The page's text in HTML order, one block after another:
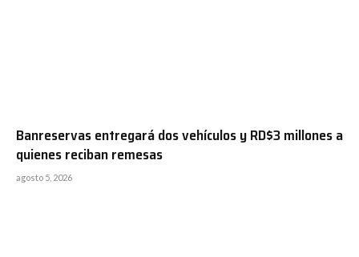
Banreservas entregará dos vehículos y RD$3 millones a
quienes reciban remesas
agosto 5, 2026